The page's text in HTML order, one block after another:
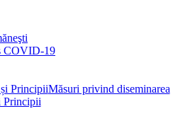
COVID-19
Măsuri privind diseminarea
Principii